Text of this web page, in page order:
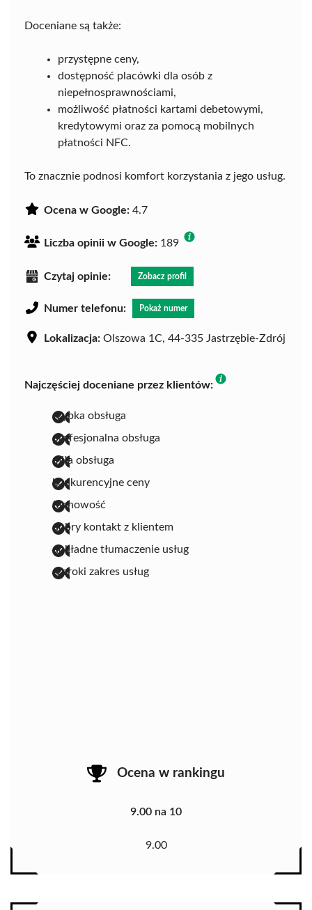
Doceniane są także:
przystępne ceny,
dostępność placówki dla osób z
niepełnosprawnościami,
możliwość płatności kartami debetowymi,
kredytowymi oraz za pomocą mobilnych
płatności NFC.
To znacznie podnosi komfort korzystania z jego usług.
Ocena w Google: 4.7
Liczba opinii w Google: 189
Czytaj opinie: Zobacz profil
Numer telefonu: Pokaż numer
Lokalizacja: Olszowa 1C, 44-335 Jastrzębie-Zdrój
Najczęściej doceniane przez klientów:
szybka obsługa
profesjonalna obsługa
miła obsługa
konkurencyjne ceny
fachowość
dobry kontakt z klientem
dokładne tłumaczenie usług
szeroki zakres usług
Ocena w rankingu
9.00 na 10
9.00